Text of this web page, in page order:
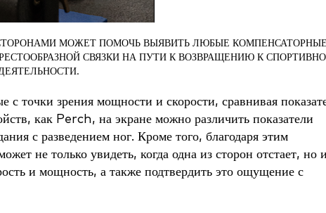
МОЖЕТ ПОМОЧЬ ВЫЯВИТЬ ЛЮБЫЕ
СВЯЗКИ НА ПУТИ К ВОЗВРАЩЕНИЮ К
с точки зрения мощности и скорости, сравнивая
как Perch, на экране можно различить показатели
с разведением ног. Кроме того, благодаря этим
не только увидеть, когда одна из сторон отстает, но
и мощность, а также подтвердить это ощущение с